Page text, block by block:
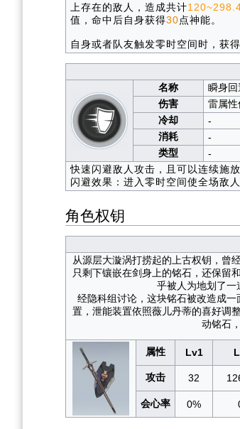
上存在的敌人，造成共计
值，命中后自身获得30点神能。
自身或者队友触发零时空间时，获得
名称
瞬身回
伤害
雷属性
冷却
-
消耗
-
类型
-
快速闪避敌人攻击，且可以连续施
闪避效果：进入零时空间使全场敌
角色权钥
从源层大漩涡打捞起的上古权钥，曾
只剩下镶嵌在剑身上的铭石，还保留
乎被人为地划了一
经隐科组讨论，这块铭石被改造成
置，泄能装置依照薇儿丹蒂的喜好调
动铭石
属性 Lv1
攻击 32
会心率 0%